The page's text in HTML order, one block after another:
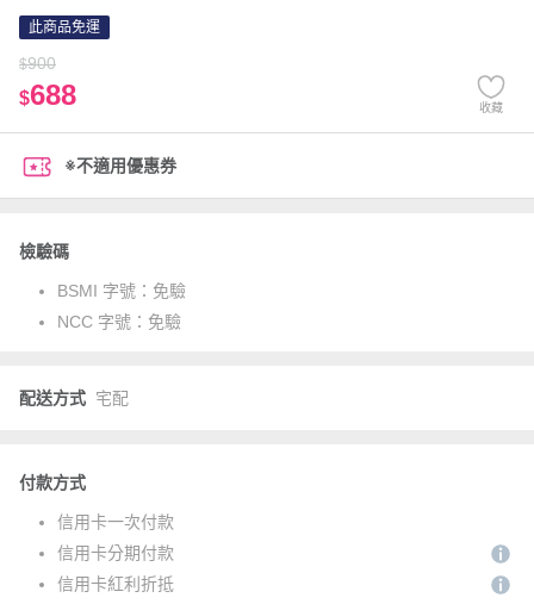
此商品免運
$900
$688 收藏
※不適用優惠券
檢驗碼
BSMI 字號： 免驗
NCC 字號： 免驗
配送方式 宅配
付款方式
信用卡一次付款
信用卡分期付款
信用卡紅利折抵